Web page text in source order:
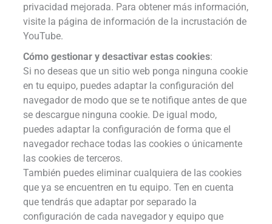
privacidad mejorada. Para obtener más información,
visite la página de información de la incrustación de
YouTube.
Cómo gestionar y desactivar estas cookies:
Si no deseas que un sitio web ponga ninguna cookie
en tu equipo, puedes adaptar la configuración del
navegador de modo que se te notifique antes de que
se descargue ninguna cookie. De igual modo,
puedes adaptar la configuración de forma que el
navegador rechace todas las cookies o únicamente
las cookies de terceros.
También puedes eliminar cualquiera de las cookies
que ya se encuentren en tu equipo. Ten en cuenta
que tendrás que adaptar por separado la
configuración de cada navegador y equipo que